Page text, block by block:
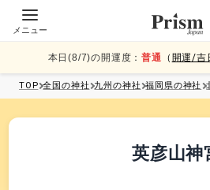
メニュー
本日(8/7)の開運度：普通 （ 開運/吉
TOP 全国の神社 九州の神社 福岡県の神社
英彦山神